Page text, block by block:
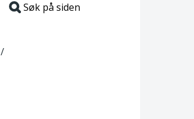
Søk på siden